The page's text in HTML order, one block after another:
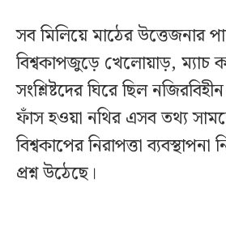
সব মিলিয়ে মাঠের উত্তেজনার
বিশ্বকাপজুড়ে খেলোয়াড়, ম্যাচ
সংশ্লিষ্টদের ঘিরে ছিল
ফাঁস হওয়া নথির এসব তথ্য
বিশ্বকাপের নিরাপত্তা
প্রশ্ন উঠেছে।